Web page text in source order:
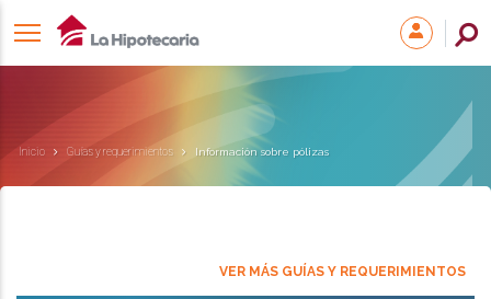
Inicio Guías y requerimientos Información sobre pólizas
VER MÁS GUÍAS Y REQUERIMIENTOS